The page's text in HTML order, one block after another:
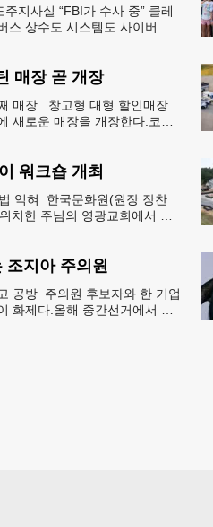
지사실 “FBI가 수사 중” 클레
스 상수도 시스템도 사이버 공
매장 곧 개장
매장 창고형 대형 할인매장
새로운 매장을 개장한다.코스
워크숍 개최
익혀 한국문화원(원장 장찬
치한 주님의 영광교회에서 사
조지아 주의원
공방 주의원 후보자와 한 기업
화제다.올해 중간선거에서 민